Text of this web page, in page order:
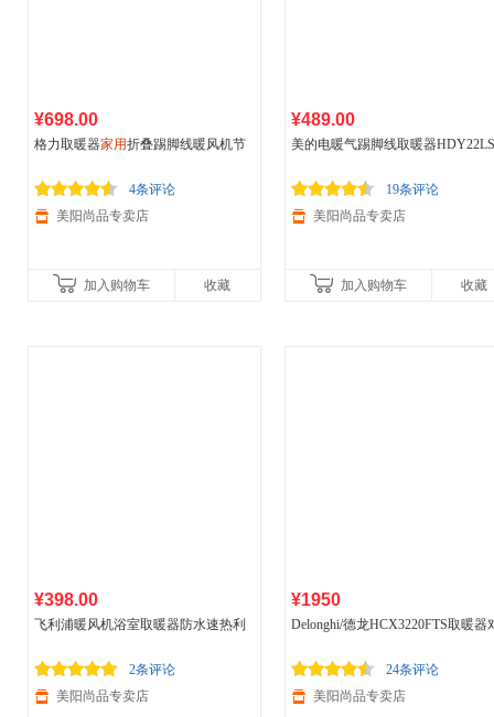
¥698.00
格力取暖器家用折叠踢脚线暖风机节
4条评论
美阳尚品专卖店
加入购物车 收藏
¥489.00
美的电暖气踢脚线取暖器HDY22LS
19条评论
美阳尚品专卖店
加入购物车 收藏
¥398.00
飞利浦暖风机浴室取暖器防水速热利
2条评论
美阳尚品专卖店
¥1950
Delonghi/德龙HCX3220FTS取暖器
24条评论
美阳尚品专卖店